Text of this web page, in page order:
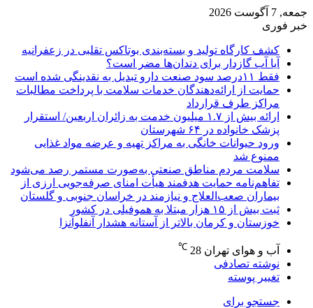
جمعه, 7 آگوست 2026
خبر فوری
کشف کارگاه تولید و بسته‌بندی بوتاکس تقلبی در زعفرانیه
آیا آب گازدار برای دندان‌ها مضر است؟
فقط ۱۱‌درصد سود صنعت دارو تبدیل به نقدینگی شده است
حمایت از ارائه‌دهندگان خدمات سلامت با پرداخت مطالبات
مراکز طرف قرارداد
ارائه بیش از ۱.۷ میلیون خدمت به زائران اربعین/ استقرار
پزشک خانواده در ۶۴ شهرستان
ورود حیوانات خانگی به مراکز تهیه و عرضه مواد غذایی
ممنوع شد
سلامت مردم مناطق صنعتی به‌صورت مستمر رصد می‌شود
تفاهم‌نامه حمایت هدفمند هیأت امنای صرفه‌جویی ارزی از
بیماران صعب‌العلاج و نیازمند در خراسان جنوبی و گلستان
ثبت بیش از ۱۵ هزار مبتلا به هموفیلی در کشور
خوزستان و کرمان بالاتر از آستانه هشدار آنفلوآنزا
آب و هوای تهران 28
℃
نوشته تصادفی
تغییر پوسته
جستجو برای